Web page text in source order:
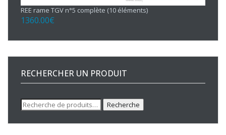
REE rame TGV n°5 complète (10 éléments)
1360.00€
RECHERCHER UN PRODUIT
Recherche
pour :
Recherche